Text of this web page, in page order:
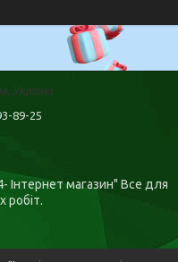
Україна
89-25
Інтернет магазин" Все для
робіт.